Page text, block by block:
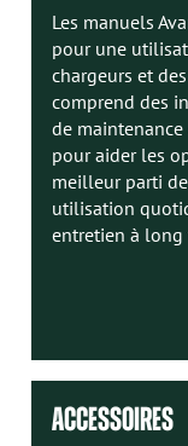
Les manuels
pour une
chargeurs et
comprend des
de
pour aider les
meilleur parti
utilisation
entretien à long
ACCESSOIRES